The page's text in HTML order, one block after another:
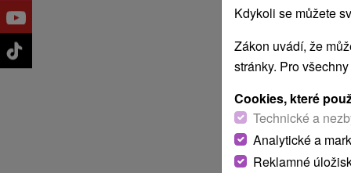
Kdykoli se můžete
Zákon uvádí, že
stránky. Pro
Cookies, které
Technické a
Analytické a
Reklamné